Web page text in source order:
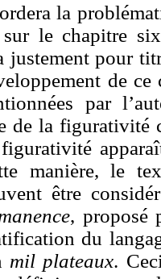
la
sur le chapitre
justement pour
de
par
de la figurativité
manière, le
être
, proposé
du
mil plateaux.